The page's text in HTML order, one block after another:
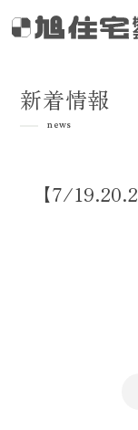
新着情報
news
【7/